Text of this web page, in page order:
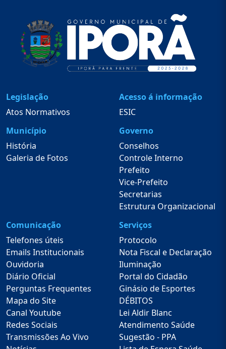
Legislação
Atos Normativos
Acesso á informação
ESIC
Município
História
Galeria de Fotos
Governo
Conselhos
Controle Interno
Prefeito
Vice-Prefeito
Secretarias
Estrutura Organizacional
Comunicação
Telefones úteis
Emails Institucionais
Ouvidoria
Diário Oficial
Perguntas Frequentes
Mapa do Site
Canal Youtube
Redes Sociais
Transmissões Ao Vivo
Serviços
Protocolo
Nota Fiscal e Declaração
Iluminação
Portal do Cidadão
Ginásio de Esportes
DÉBITOS
Lei Aldir Blanc
Atendimento Saúde
Sugestão - PPA